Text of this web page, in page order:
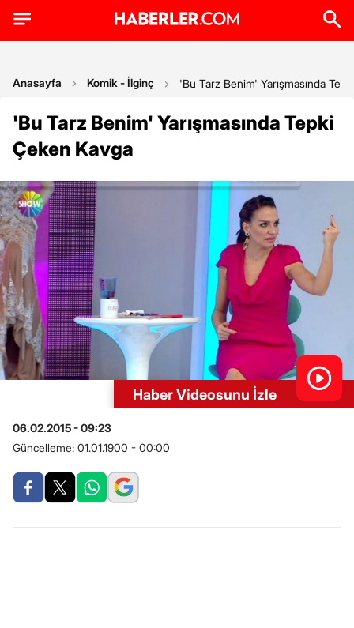
Anasayfa Komik - İlginç 'Bu Tarz Benim' Yarışmasında
'Bu Tarz Benim' Yarışmasında Tepki
Çeken Kavga
Haber Videosunu İzle
06.02.2015 - 09:23
Güncelleme: 01.01.1900 - 00:00